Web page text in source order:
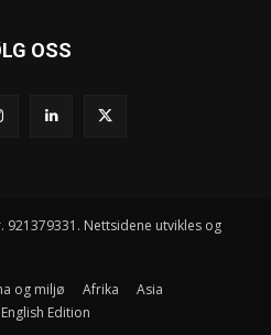
OSS
921379331. Nettsidene utvikles og
og miljø Afrika
Asia
English Edition